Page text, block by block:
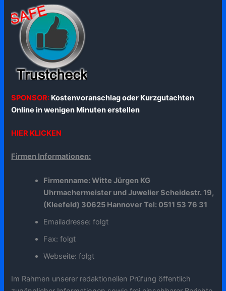
SPONSOR: Kostenvoranschlag oder Kurzgutachten
Online in wenigen Minuten erstellen
HIER KLICKEN
Firmen Informationen:
Firmenname: Witte Jürgen KG
Uhrmachermeister und Juwelier Scheidestr. 19,
(Kleefeld) 30625 Hannover Tel: 0511 53 76 31
Emailadresse: folgt
Fax: folgt
Webseite: folgt
Im Rahmen unserer redaktionellen Prüfung öffentlich